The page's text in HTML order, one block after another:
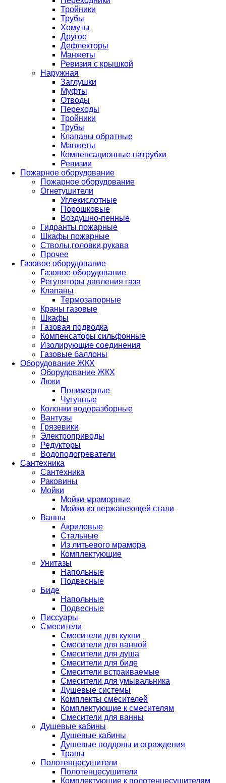
Тройники
Трубы
Хомуты
Другое
Дефлекторы
Манжеты
Ревизия с крышкой
Наружная
Заглушки
Муфты
Отводы
Переходы
Тройники
Трубы
Клапаны обратные
Манжеты
Компенсационные патрубки
Ревизии
Пожарное оборудование
Пожарное оборудование
Огнетушители
Углекислотные
Порошковые
Воздушно-пенные
Гидранты пожарные
Шкафы пожарные
Стволы,головки,рукава
Прочее
Газовое оборудование
Газовое оборудование
Регуляторы давления газа
Клапаны
Термозапорные
Краны газовые
Шкафы
Газовая подводка
Компенсаторы сильфонные
Изолирующие соединения
Газовые баллоны
Оборудование ЖКХ
Оборудование ЖКХ
Люки
Полимерные
Чугунные
Колонки водоразборные
Вантузы
Грязевики
Электроприводы
Редукторы
Водоподогреватели
Сантехника
Сантехника
Раковины
Мойки
Мойки мраморные
Мойки из нержавеющей стали
Ванны
Акриловые
Стальные
Из литьевого мрамора
Комплектующие
Унитазы
Напольные
Подвесные
Биде
Напольные
Подвесные
Писсуары
Смесители
Смесители для кухни
Смесители для ванной
Смесители для душа
Смесители для биде
Смесители встраиваемые
Смесители для умывальника
Душевые системы
Комплекты смесителей
Комплектующие к смесителям
Смесители для ванны
Душевые кабины
Душевые кабины
Душевые поддоны и ограждения
Трапы
Полотенцесушители
Полотенцесушители
Комплектующие к полотенцесушителям